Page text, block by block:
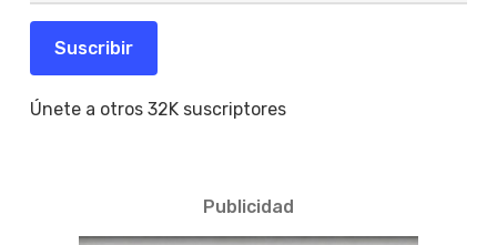
electrónico
Suscribir
Únete a otros 32K suscriptores
Publicidad